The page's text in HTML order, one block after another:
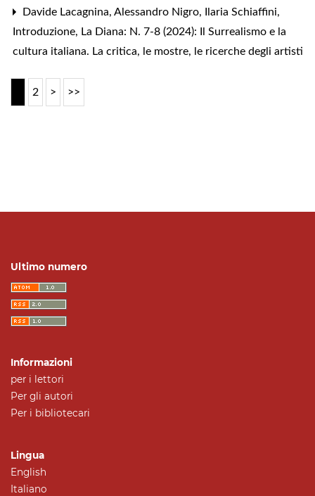
Davide Lacagnina, Alessandro Nigro, Ilaria Schiaffini,
Introduzione, La Diana: N. 7-8 (2024): Il Surrealismo e la
cultura italiana. La critica, le mostre, le ricerche degli artisti
2 > >>
Ultimo numero
Informazioni
per i lettori
Per gli autori
Per i bibliotecari
Lingua
English
Italiano